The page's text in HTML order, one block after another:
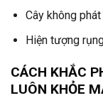
Cây không
Hiện tượng
CÁCH KHẮC
LUÔN KHỎE